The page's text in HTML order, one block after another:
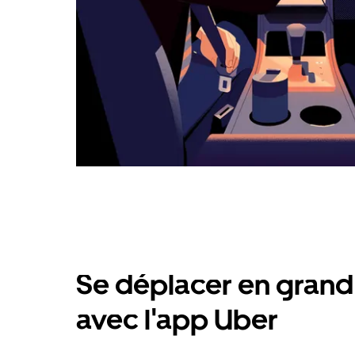
Se déplacer en
avec l'app Uber